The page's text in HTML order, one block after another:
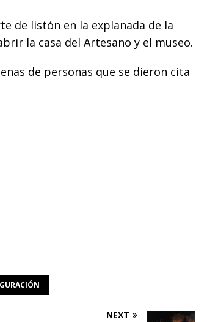
de listón en la explanada de la
la casa del Artesano y el museo.
de personas que se dieron cita
NEXT